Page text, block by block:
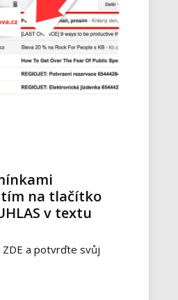
na tlačítko
v textu
ZDE a potvrďte svůj